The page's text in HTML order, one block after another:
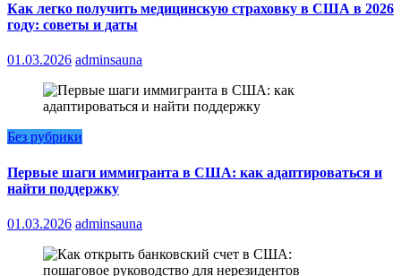
Как легко получить медицинскую страховку в США в 2026
году: советы и даты
01.03.2026 adminsauna
Без рубрики
Первые шаги иммигранта в США: как адаптироваться и
найти поддержку
01.03.2026 adminsauna